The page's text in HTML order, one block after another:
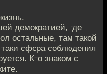
демократией, где
остальные, там такой
сфера соблюдения
Кто знаком с